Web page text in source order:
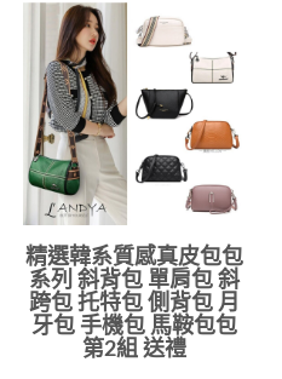
精選韓系質感真皮包包
系列 斜背包 單肩包 斜
跨包 托特包 側背包 月
牙包 手機包 馬鞍包包
第2組 送禮